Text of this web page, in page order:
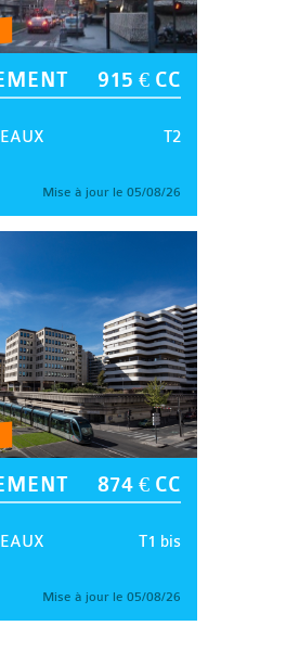
915 € CC
T2
Mise à jour le 05/08/26
874 € CC
T1 bis
Mise à jour le 05/08/26